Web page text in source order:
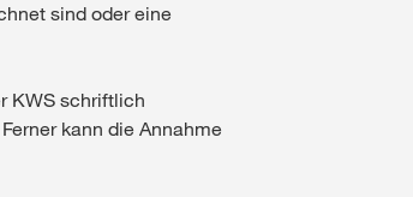
sind oder eine
KWS schriftlich
kann die Annahme